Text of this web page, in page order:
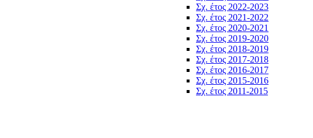
Σχ. έτος 2022-2023
Σχ. έτος 2021-2022
Σχ. έτος 2020-2021
Σχ. έτος 2019-2020
Σχ. έτος 2018-2019
Σχ. έτος 2017-2018
Σχ. έτος 2016-2017
Σχ. έτος 2015-2016
Σχ. έτος 2011-2015